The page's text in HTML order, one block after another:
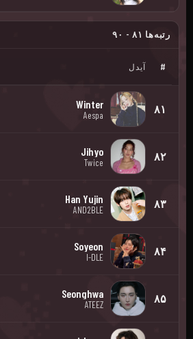
رتبه‌ها ۸۱ - ۹۰
# آیدل
۸۱ Winter
Aespa
۸۲ Jihyo
Twice
۸۳ Han Yujin
AND2BLE
۸۴ Soyeon
I-DLE
۸۵ Seonghwa
ATEEZ